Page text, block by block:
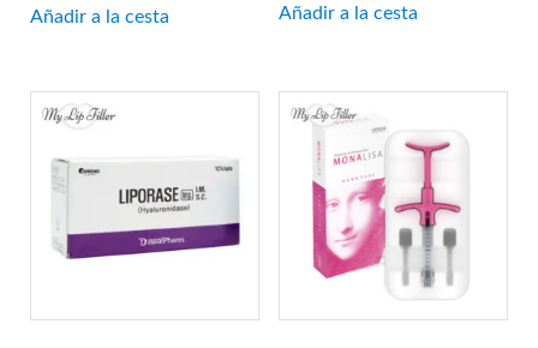
original actual
Añadir a la cesta Añadir a la cesta